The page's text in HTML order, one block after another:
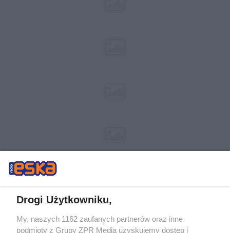
Żaden utwór zamieszczony w serwisie nie może być powielany i
rozpowszechniany lub dalej rozpowszechniany w jakikolwiek sposób (w
Drogi Użytkowniku,
My, naszych 1162 zaufanych partnerów oraz inne
podmioty z Grupy ZPR Media uzyskujemy dostęp i